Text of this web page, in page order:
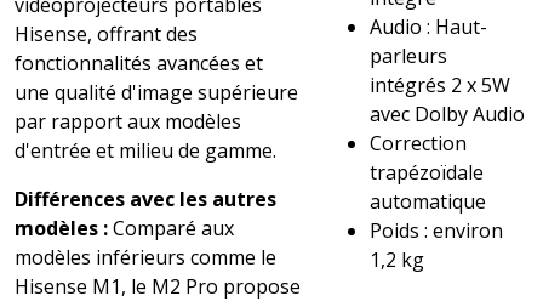
vidéoprojecteurs portables
Hisense, offrant des
fonctionnalités avancées et
une qualité d'image supérieure
par rapport aux modèles
d'entrée et milieu de gamme.
Différences avec les autres
modèles :Comparé aux
modèles inférieurs comme le
Hisense M1, le M2 Pro propose
Audio : Haut-
parleurs
intégrés 2 x 5W
avec Dolby Audio
Correction
trapézoïdale
automatique
Poids : environ
1,2 kg